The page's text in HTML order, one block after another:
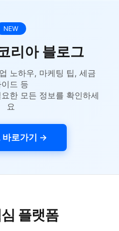
NEW
리아 블로그
노하우, 마케팅 팁, 세금
이드 등
한 모든 정보를 확인하세
요
바로가기 →
플랫폼